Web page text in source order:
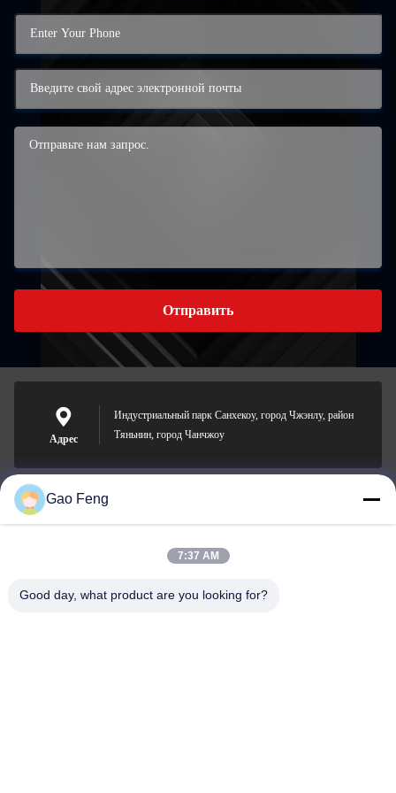
Отправить
Адрес
Индустриальный парк Санхекоу, город Чжэнлу, район
Тяньнин, город Чанчжоу
suli@sulidry.com
Gao Feng
7:37 AM
Good day, what product are you looking for?